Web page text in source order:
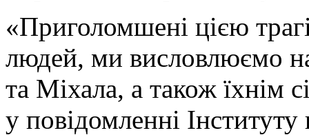
«Приголомшені цією
людей, ми висловлюємо
та Міхала, а також їхнім
у повідомленні